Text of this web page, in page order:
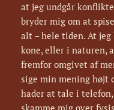
at jeg undgår
bryder mig om at
alt – hele tiden. At jeg
kone, eller i naturen,
fremfor omgivet af
sige min mening højt
hader at tale i